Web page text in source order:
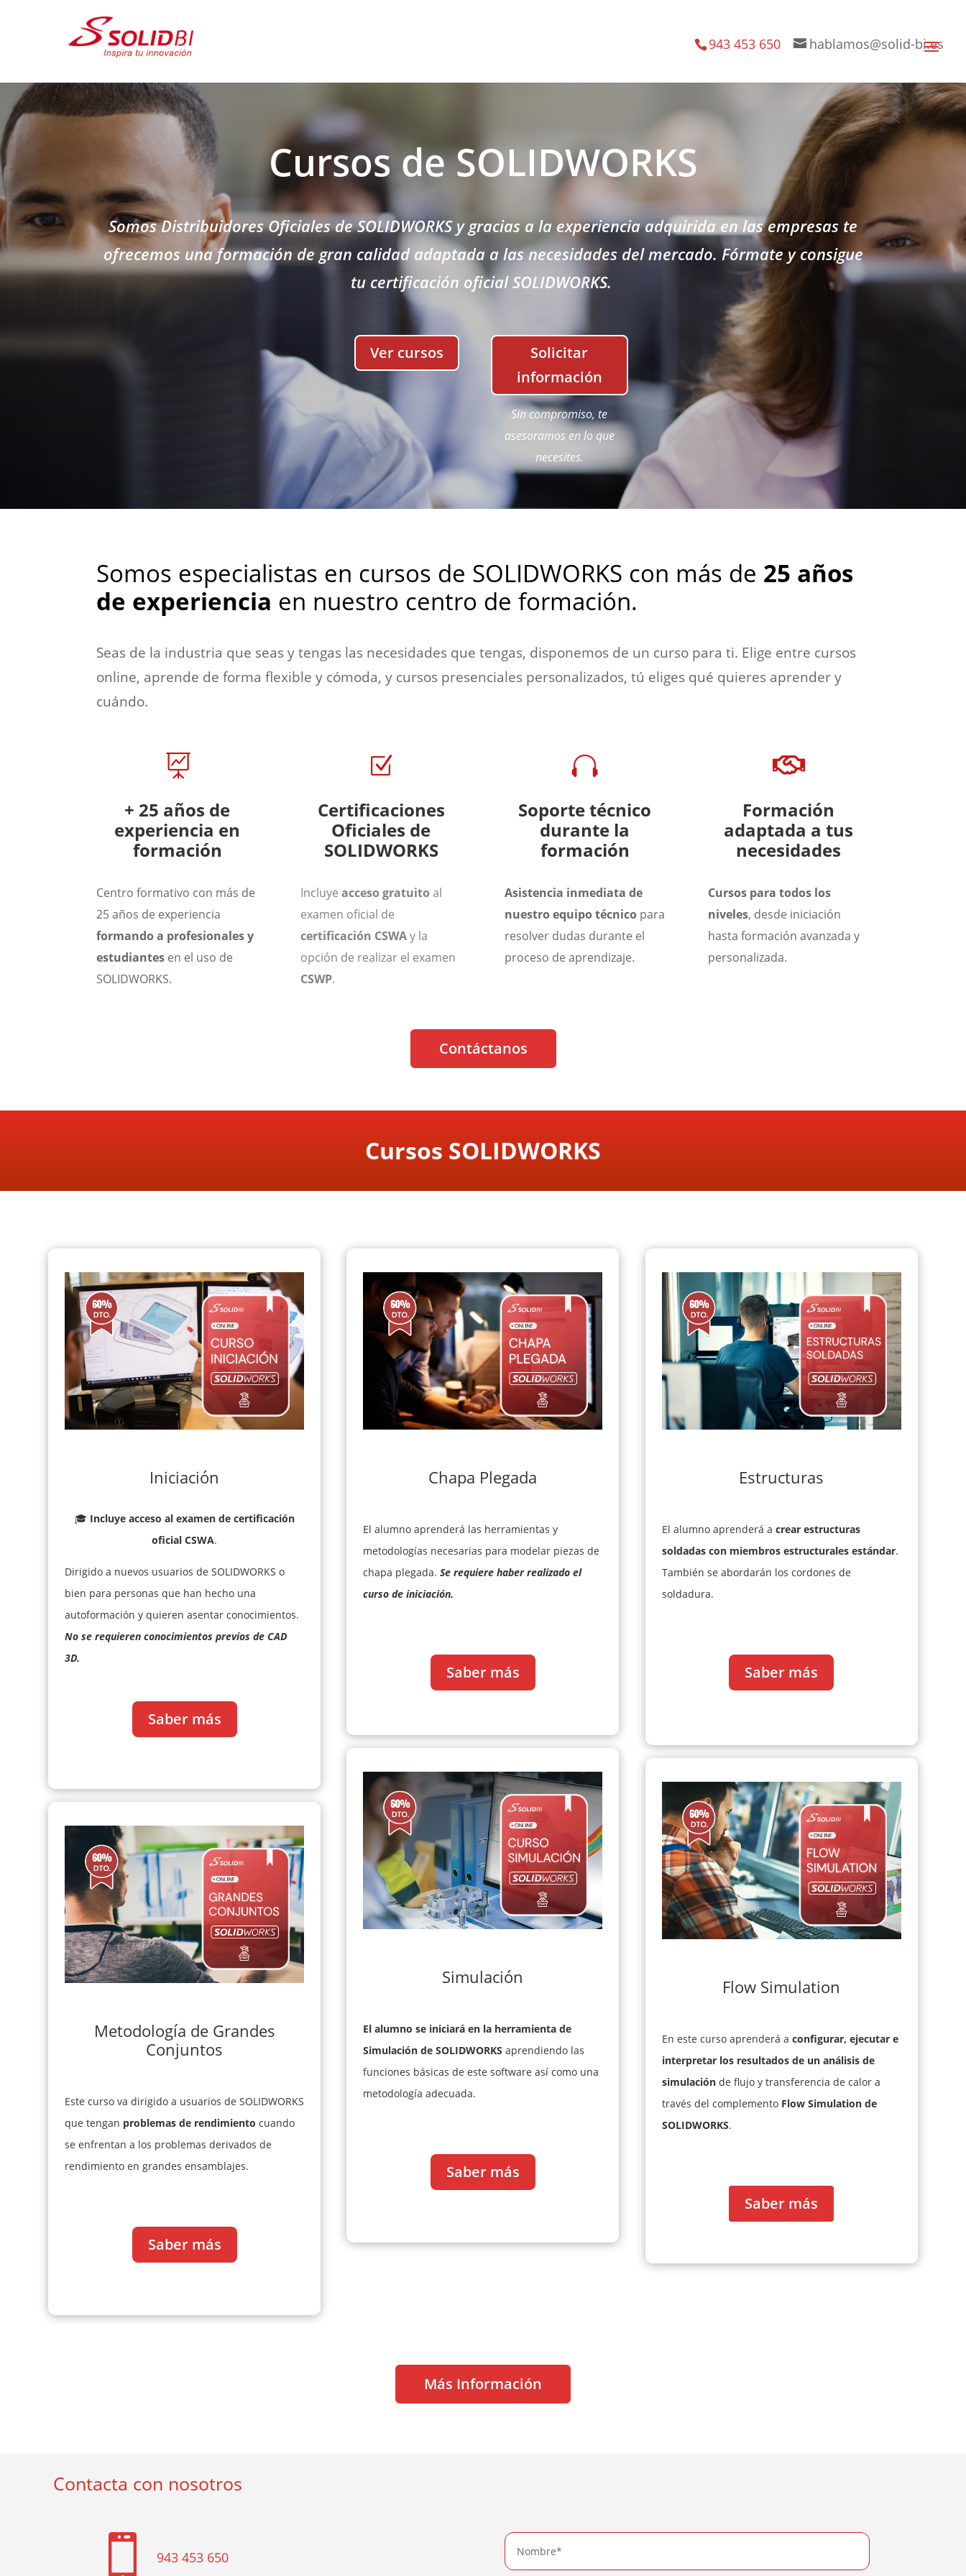
943 453 650 hablamos@solid-bi.es
Cursos de SOLIDWORKS
Somos Distribuidores Oficiales de SOLIDWORKS y gracias a la experiencia adquirida en las empresas te
ofrecemos una formación de gran calidad adaptada a las necesidades del mercado. Fórmate y consigue
tu certificación oficial SOLIDWORKS.
Ver cursos
Solicitar
información
Sincompromiso, te
asesoramos en lo que
necesites.
Somos especialistas en cursos de SOLIDWORKS con más de 25 años
de experiencia en nuestro centro de formación.
Seas de la industria que seas y tengas las necesidades que tengas, disponemos de un curso para ti. Elige entre cursos
online, aprende de forma flexible y cómoda, y cursos presenciales personalizados, tú eliges qué quieres aprender y
cuándo.

+ 25 años de
experiencia en
formación
Centro formativo con más de
25 años de experiencia
formando a profesionales y
estudiantes en el uso de
SOLIDWORKS.
Z
Certificaciones
Oficiales de
SOLIDWORKS
Incluye acceso gratuito al
examen oficial de
certificación CSWAy la
opción de realizar el examen
CSWP.

Soporte técnico
durante la
formación
Asistencia inmediata de
nuestro equipo técnico para
resolver dudas durante el
proceso de aprendizaje.

Formación
adaptada a tus
necesidades
Cursos para todos los
niveles, desde iniciación
hasta formación avanzada y
personalizada.
Contáctanos
Cursos SOLIDWORKS
Iniciación
🎓 Incluye acceso al examen de certificación
oficial CSWA.
Dirigido a nuevos usuarios de SOLIDWORKS o
bien para personas que han hecho una
autoformación y quieren asentar conocimientos.
No se requieren conocimientos previos de CAD
3D.
Saber más
Metodología de Grandes
Conjuntos
Este curso va dirigido a usuarios de SOLIDWORKS
que tengan problemas de rendimiento cuando
se enfrentan a los problemas derivados de
rendimiento en grandes ensamblajes.
Saber más
Chapa Plegada
El alumno aprenderá las herramientas y
metodologías necesarias para modelar piezas de
chapa plegada.Se requiere haber realizado el
curso de iniciación.
Saber más
Simulación
El alumno se iniciará en la herramienta de
Simulación de SOLIDWORKS aprendiendo las
funciones básicas de este software así como una
metodología adecuada.
Saber más
Estructuras
El alumno aprenderá a crear estructuras
soldadas con miembros estructurales estándar.
También se abordarán los cordones de
soldadura.
Saber más
Flow Simulation
En este curso aprenderá a configurar, ejecutar e
interpretar los resultados de un análisis de
simulaciónde flujo y transferencia de calor a
través del complemento Flow Simulation de
SOLIDWORKS.
Saber más
Más Información
Contacta con nosotros
 943 453 650